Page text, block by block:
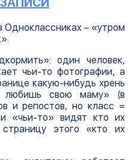
– «утром
один человек,
чьи-то фотографии, а
какую-нибудь хрень
свою маму» (в
и репостов, но класс =
«чьи-то» видят кто их
этого «кто их